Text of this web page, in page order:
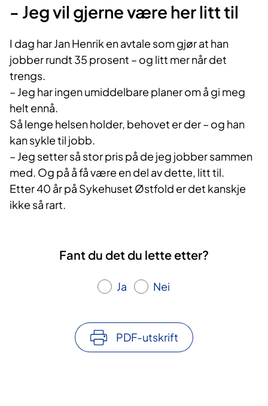
- Jeg vil gjerne være her litt til
I dag har Jan Henrik en avtale som gjør at han
jobber rundt 35 prosent – og litt mer når det
trengs.
– Jeg har ingen umiddelbare planer om å gi meg
helt ennå.
Så lenge helsen holder, behovet er der – og han
kan sykle til jobb.
– Jeg setter så stor pris på de jeg jobber sammen
med. Og på å få være en del av dette, litt til.
Etter 40 år på Sykehuset Østfold er det kanskje
ikke så rart.
Fant du det du lette etter?
Ja Nei
PDF-utskrift